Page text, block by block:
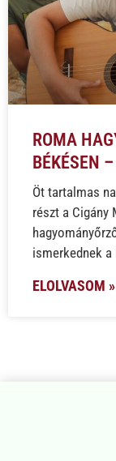
ROMA
BÉKÉSEN
Öt tartalmas
részt a Cigány
ismerkednek
ELOLVASOM »